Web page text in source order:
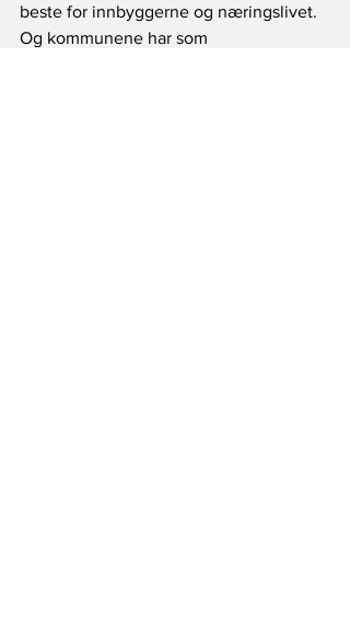
beste for innbyggerne og næringslivet.
Og kommunene har som